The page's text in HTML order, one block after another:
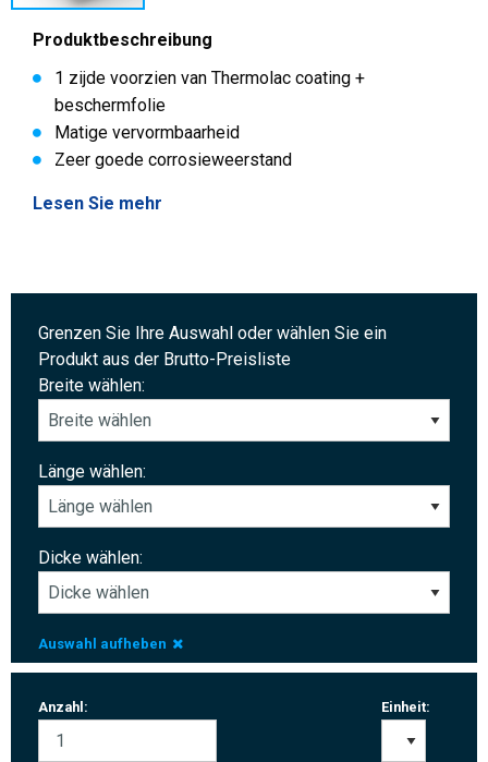
Produktbeschreibung
1 zijde voorzien van Thermolac coating +
beschermfolie
Matige vervormbaarheid
Zeer goede corrosieweerstand
Lesen Sie mehr
Grenzen Sie Ihre Auswahl oder wählen Sie ein
Produkt aus der Brutto-Preisliste
Breite wählen:
Länge wählen:
Dicke wählen:
Auswahl aufheben
Anzahl: Einheit: